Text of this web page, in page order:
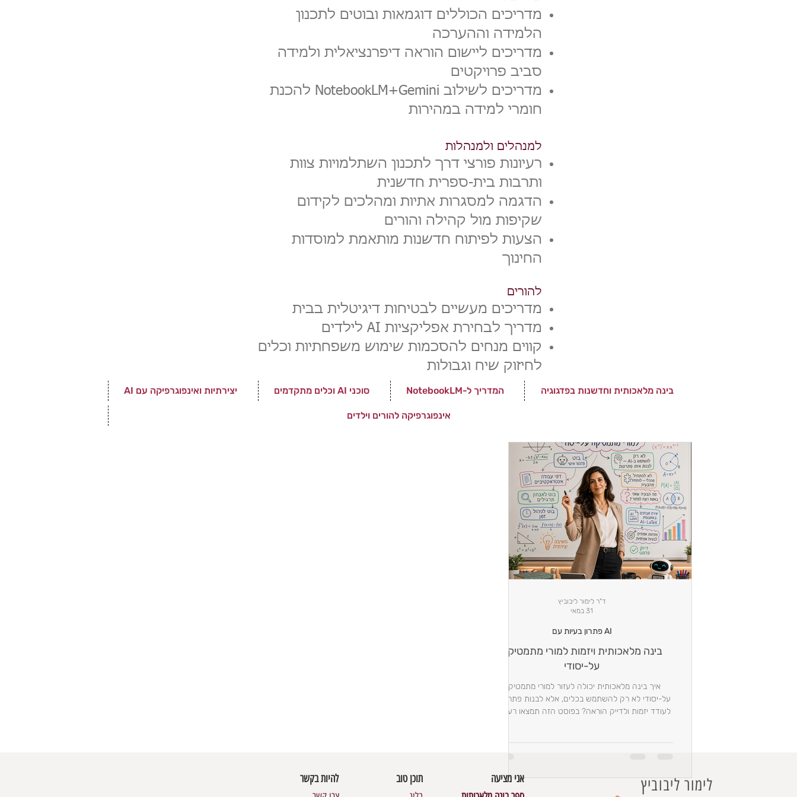
מדריכים הכוללים דוגמאות ובוטים לתכנון
הלמידה וההערכה
מדריכים ליישום הוראה דיפרנציאלית ולמידה
סביב פרויקטים
מדריכים לשילוב NotebookLM+Gemini להכנת
חומרי למידה במהירות
למנהלים ולמנהלות
רעיונות פורצי דרך לתכנון השתלמויות צוות
ותרבות בית-ספרית חדשנית
הדגמה למסגרות אתיות ומהלכים לקידום
שקיפות מול קהילה והורים
הצעות לפיתוח חדשנות מותאמת למוסדות
החינוך
להורים
מדריכים מעשיים לבטיחות דיגיטלית בבית
מדריך לבחירת אפליקציות AI לילדים
​קווים מנחים להסכמות שימוש משפחתיות וכלים
לחיזוק שיח וגבולות
בינה מלאכותית וחדשנות בפדגוגיה המדריך ל-NotebookLM סוכני AI וכלים מתקדמים יצירתיות ואינפוגרפיקה עם AI
אינפוגרפיקה להורים וילדים
בינה מלאכותית ויזמות למורי מתמטיקה
על-יסודי
איך בינה מלאכותית יכולה לעזור למורי מתמטיקה
על-יסודי לא רק להשתמש בכלים, אלא לבנות פתרונות,
לעודד יזמות ולדייק הוראה? בפוסט הזה תמצאו רעיונות
AI פתרון בעיות עם
ד"ר לימור ליבוביץ
31 במאי
להיות בקשר תוכן טוב
אני מציעה
לימור ליבוביץ